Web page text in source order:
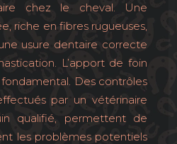
chez le cheval. Une
riche en fibres rugueuses,
usure dentaire correcte
L’apport de foin
Des contrôles
par un vétérinaire
qualifié, permettent de
les problèmes potentiels